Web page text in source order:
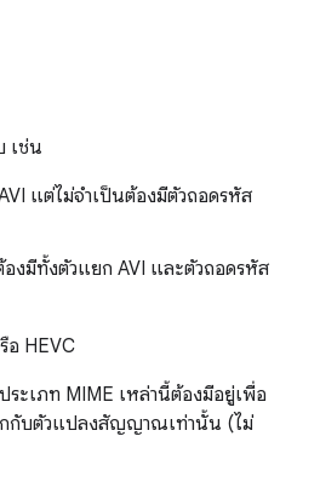
เช่น
แต่ไม่จำเป็นต้องมีตัวถอดรหัส
งมีทั้งตัวแยก AVI และตัวถอดรหัส
อ HEVC
ะเภท MIME เหล่านี้ต้องมีอยู่เพื่อ
กกับตัวแปลงสัญญาณเท่านั้น (ไม่